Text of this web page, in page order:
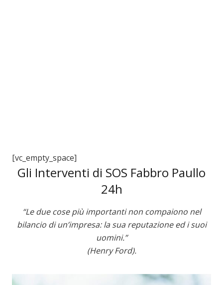
[vc_empty_space]
Gli Interventi di SOS Fabbro Paullo
24h
“Le due cose più importanti non compaiono nel
bilancio di un’impresa: la sua reputazione ed i suoi
uomini.”
(Henry Ford).